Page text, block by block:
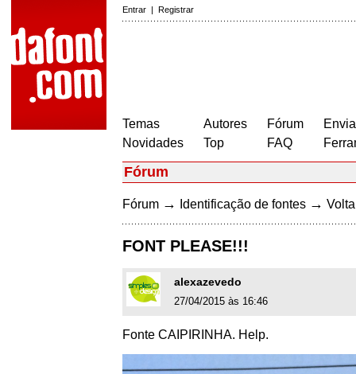
Entrar | Registrar
Temas
Novidades
Autores
Top
Fórum
FAQ
Fórum
Fórum → Identificação de fontes →
FONT PLEASE!!!
alexazevedo
27/04/2015 às 16:46
Fonte CAIPIRINHA. Help.